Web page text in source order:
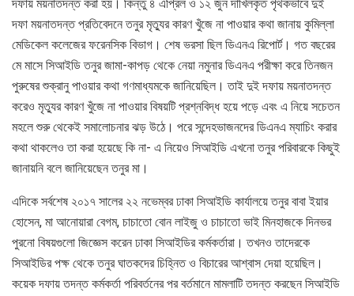
দফায় ময়নাতদন্ত করা হয়। কিন্তু ৪ এপ্রিল ও ১২ জুন দাখিলকৃত পৃথকভাবে দুই
দফা ময়নাতদন্ত প্রতিবেদনে তনুর মৃত্যুর কারণ খুঁজে না পাওয়ার কথা জানায় কুমিল্লা
মেডিকেল কলেজের ফরেনসিক বিভাগ। শেষ ভরসা ছিল ডিএনএ রিপোর্ট। গত বছরের
মে মাসে সিআইডি তনুর জামা-কাপড় থেকে নেয়া নমুনার ডিএনএ পরীক্ষা করে তিনজন
পুরুষের শুক্রানু পাওয়ার কথা গণমাধ্যমকে জানিয়েছিল। তাই দুই দফায় ময়নাতদন্ত
করেও মৃত্যুর কারণ খুঁজে না পাওয়ার বিষয়টি প্রশ্নবিদ্ধ হয়ে পড়ে এবং এ নিয়ে সচেতন
মহলে শুরু থেকেই সমালোচনার ঝড় উঠে। পরে সন্দেহভাজনদের ডিএনএ ম্যাচিং করার
কথা থাকলেও তা করা হয়েছে কি না- এ নিয়েও সিআইডি এখনো তনুর পরিবারকে কিছুই
জানায়নি বলে জানিয়েছেন তনুর মা।
এদিকে সর্বশেষ ২০১৭ সালের ২২ নভেম্বর ঢাকা সিআইডি কার্যালয়ে তনুর বাবা ইয়ার
হোসেন, মা আনোয়ারা বেগম, চাচাতো বোন লাইজু ও চাচাতো ভাই মিনহাজকে দিনভর
পুরনো বিষয়গুলো জিজ্ঞেস করেন ঢাকা সিআইডির কর্মকর্তারা। তখনও তাদেরকে
সিআইডির পক্ষ থেকে তনুর ঘাতকদের চিহ্নিত ও বিচারের আশ্বাস দেয়া হয়েছিল।
কয়েক দফায় তদন্ত কর্মকর্তা পরিবর্তনের পর বর্তমানে মামলাটি তদন্ত করছেন সিআইডি